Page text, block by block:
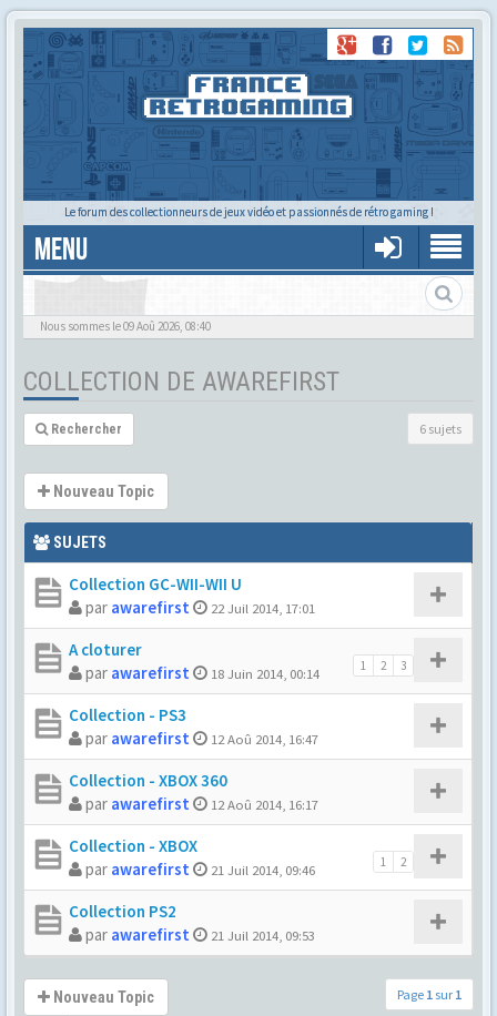
Le forum des collectionneurs de jeux vidéo et passionnés de rétro gaming !
MENU
La collec de Awarefirst
Nous sommes le 09 Aoû 2026, 08:40
COLLECTION DE AWAREFIRST
Rechercher 6 sujets
Nouveau Topic
SUJETS
Collection GC-WII-WII U
par awarefirst 22 Juil 2014, 17:01
A cloturer
1 2 3
par awarefirst 18 Juin 2014, 00:14
Collection - PS3
par awarefirst 12 Aoû 2014, 16:47
Collection - XBOX 360
par awarefirst 12 Aoû 2014, 16:17
Collection - XBOX
1 2
par awarefirst 21 Juil 2014, 09:46
Collection PS2
par awarefirst 21 Juil 2014, 09:53
Nouveau Topic Page 1 sur 1